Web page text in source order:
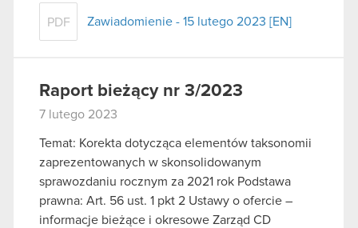
PDF Zawiadomienie - 15 lutego 2023 [EN]
Raport bieżący nr 3/2023
7 lutego 2023
Temat: Korekta dotycząca elementów taksonomii
zaprezentowanych w skonsolidowanym
sprawozdaniu rocznym za 2021 rok Podstawa
prawna: Art. 56 ust. 1 pkt 2 Ustawy o ofercie –
informacje bieżące i okresowe Zarząd CD